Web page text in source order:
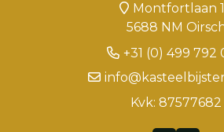
Montfortlaan
5688 NM
+31 (0) 499 792
Kvk: 87577682